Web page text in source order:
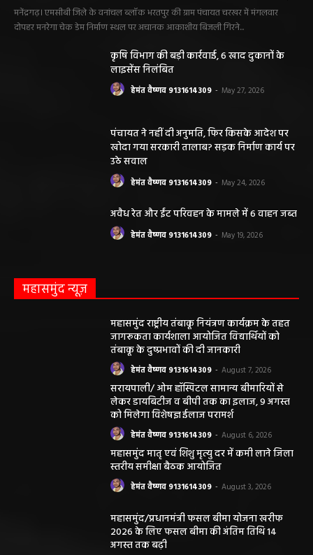
मनेंद्रगढ़। एमसीबी जिले के वनांचल ब्लॉक भरतपुर की ग्राम पंचायत चरखर में मंगलवार
दोपहर मनरेगा चेक डेम निर्माण स्थल पर अचानक आकाशीय बिजली गिरने...
कृषि विभाग की बड़ी कार्रवाई, 6 खाद दुकानों के
लाइसेंस निलंबित
हेमंत वैष्णव 9131614309 - May 27, 2026
पंचायत ने नहीं दी अनुमति, फिर किसके आदेश पर
खोदा गया सरकारी तालाब? सड़क निर्माण कार्य पर
उठे सवाल
हेमंत वैष्णव 9131614309 - May 24, 2026
अवैध रेत और ईंट परिवहन के मामले में 6 वाहन जब्त
हेमंत वैष्णव 9131614309 - May 19, 2026
महासमुंद न्यूज़
महासमुंद राष्ट्रीय तंबाकू नियंत्रण कार्यक्रम के तहत
जागरूकता कार्यशाला आयोजित विद्यार्थियों को
तंबाकू के दुष्प्रभावों की दी जानकारी
हेमंत वैष्णव 9131614309 - August 7, 2026
सरायपाली/ ओम हॉस्पिटल सामान्य बीमारियों से
लेकर डायबिटीज व बीपी तक का इलाज, 9 अगस्त
को मिलेगा विशेषज्ञ ईलाज परामर्श
हेमंत वैष्णव 9131614309 - August 6, 2026
महासमुंद मातृ एवं शिशु मृत्यु दर में कमी लाने जिला
स्तरीय समीक्षा बैठक आयोजित
हेमंत वैष्णव 9131614309 - August 3, 2026
महासमुंद/प्रधानमंत्री फसल बीमा योजना खरीफ
2026 के लिए फसल बीमा की अंतिम तिथि 14
अगस्त तक बढ़ी